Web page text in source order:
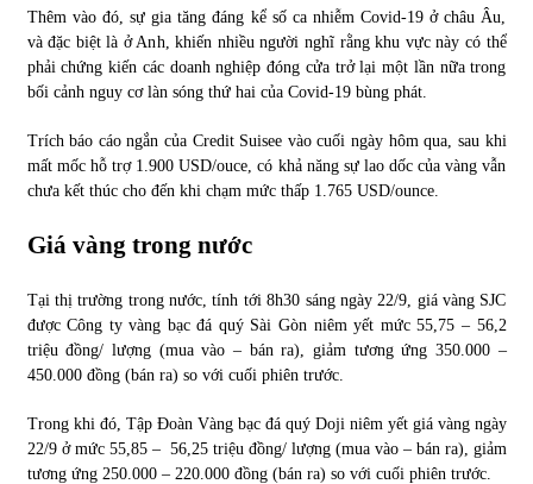
Thêm vào đó, sự gia tăng đáng kể số ca nhiễm Covid-19 ở châu Âu,
và đặc biệt là ở Anh, khiến nhiều người nghĩ rằng khu vực này có thể
phải chứng kiến các doanh nghiệp đóng cửa trở lại một lần nữa trong
bối cảnh nguy cơ làn sóng thứ hai của Covid-19 bùng phát.
Trích báo cáo ngắn của Credit Suisee vào cuối ngày hôm qua, sau khi
mất mốc hỗ trợ 1.900 USD/ouce, có khả năng sự lao dốc của vàng vẫn
chưa kết thúc cho đến khi chạm mức thấp 1.765 USD/ounce.
Giá vàng trong nước
Tại thị trường trong nước, tính tới 8h30 sáng ngày 22/9, giá vàng SJC
được Công ty vàng bạc đá quý Sài Gòn niêm yết mức 55,75 – 56,2
triệu đồng/ lượng (mua vào – bán ra), giảm tương ứng 350.000 –
450.000 đồng (bán ra) so với cuối phiên trước.
Trong khi đó, Tập Đoàn Vàng bạc đá quý Doji niêm yết giá vàng ngày
22/9 ở mức 55,85 – 56,25 triệu đồng/ lượng (mua vào – bán ra), giảm
tương ứng 250.000 – 220.000 đồng (bán ra) so với cuối phiên trước.